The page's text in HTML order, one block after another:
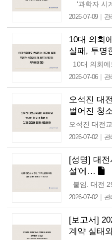
2026-07-09| 관
10대 의회
실패, 투명
2026-07-06| 관
오석진 대
벌어진 청
2026-07-02| 관
[성명] 대
설'에…
2026-07-02| 관
[보고서]
계약 실태